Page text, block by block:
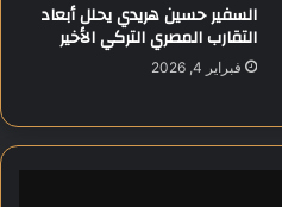
السفير حسين هريدي يحلل أبعاد
التقارب المصري التركي الأخير
فبراير 4, 2026